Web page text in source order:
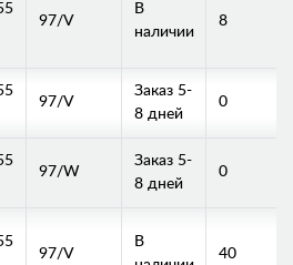
97/V
В
наличии
8
97/V
Заказ 5-
8 дней
0
97/W
Заказ 5-
8 дней
0
97/V
В
40